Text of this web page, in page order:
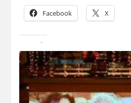
Facebook X
Us agrada: